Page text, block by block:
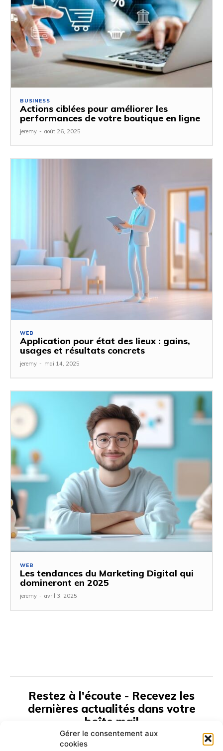
Gérer le consentement aux
cookies
BUSINESS
Actions ciblées pour améliorer les
performances de votre boutique en ligne
jeremy - août 26, 2025
WEB
Application pour état des lieux : gains,
usages et résultats concrets
jeremy - mai 14, 2025
WEB
Les tendances du Marketing Digital qui
domineront en 2025
jeremy - avril 3, 2025
Restez à l'écoute - Recevez les
dernières actualités dans votre
boîte mail